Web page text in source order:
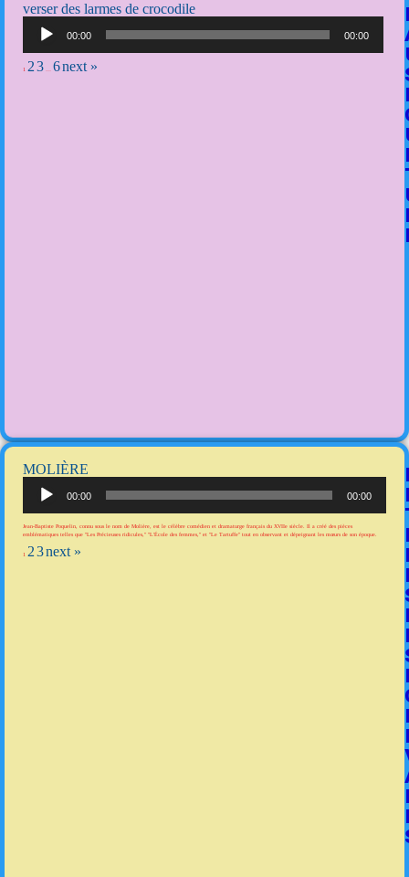
verser des larmes de crocodile
00:00 00:00
1 23 6next »
MOLIÈRE
00:00 00:00
Jean-Baptiste Poquelin, connu sous le nom de Molière, est le célèbre comédien et dramaturge français du XVIIe siècle. Il a créé des pièces
emblématiques telles que "Les Précieuses ridicules," "L'École des femmes," et "Le Tartuffe" tout en observant et dépeignant les mœurs de son époque.
1 23next »